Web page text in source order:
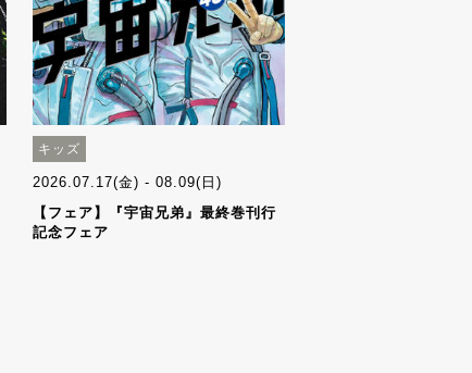
キッズ
2026.07.17(金) - 08.09(日)
【フェア】『宇宙兄弟』最終巻刊行
記念フェア